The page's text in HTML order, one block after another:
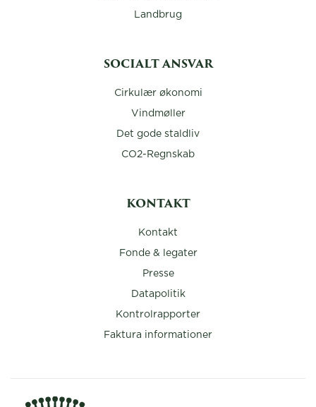
Landbrug
SOCIALT ANSVAR
Cirkulær økonomi
Vindmøller
Det gode staldliv
CO2-Regnskab
KONTAKT
Kontakt
Fonde & legater
Presse
Datapolitik
Kontrolrapporter
Faktura informationer